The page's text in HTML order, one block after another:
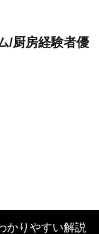
/厨房経験者優
かりやすい解説